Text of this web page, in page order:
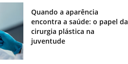
Quando a aparência
encontra a saúde: o papel da
cirurgia plástica na
juventude